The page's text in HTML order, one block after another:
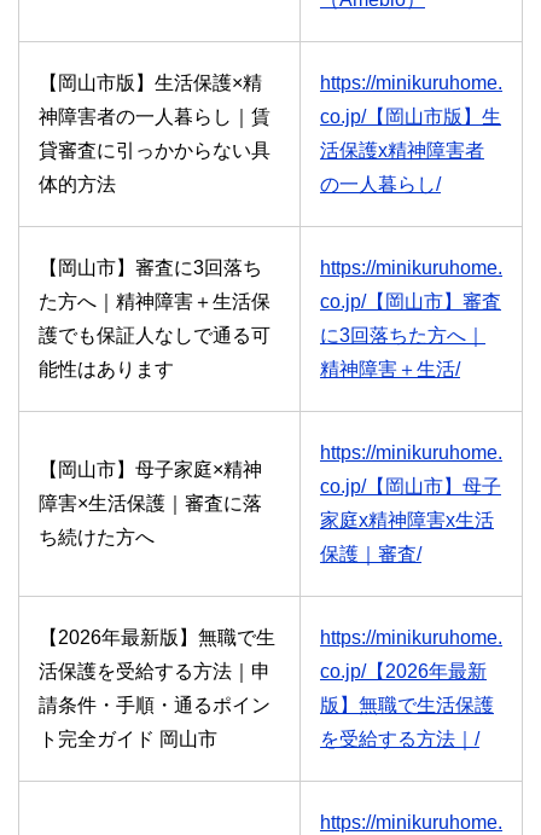
【岡山市版】生活保護×精
神障害者の一人暮らし｜賃
貸審査に引っかからない具
体的方法
https://minikuruhome.
co.jp/【岡山市版】生
活保護x精神障害者
の一人暮らし/
【岡山市】審査に3回落ち
た方へ｜精神障害＋生活保
護でも保証人なしで通る可
能性はあります
https://minikuruhome.
co.jp/【岡山市】審査
に3回落ちた方へ｜
精神障害＋生活/
【岡山市】母子家庭×精神
障害×生活保護｜審査に落
ち続けた方へ
https://minikuruhome.
co.jp/【岡山市】母子
家庭x精神障害x生活
保護｜審査/
【2026年最新版】無職で生
活保護を受給する方法｜申
請条件・手順・通るポイン
ト完全ガイド 岡山市
https://minikuruhome.
co.jp/【2026年最新
版】無職で生活保護
を受給する方法｜/
https://minikuruhome.